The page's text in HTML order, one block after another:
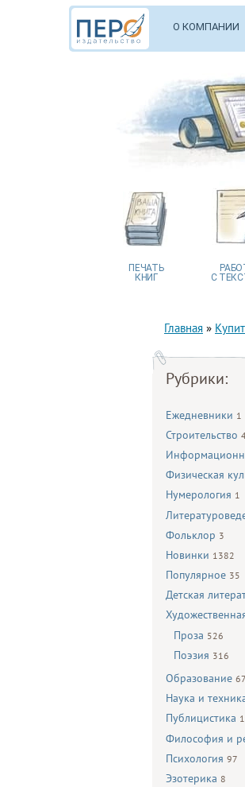
О КОМПАНИИ
ПЕЧАТЬ
КНИГ
С
Главная »
Рубрики:
Ежедневники 1
Строительство
Физическая
Нумерология 1
Фольклор 3
Новинки 1382
Популярное 35
Детская
Проза 526
Поэзия 316
Образование 67
Наука и
Публицистика
Философия и
Психология 97
Эзотерика 8